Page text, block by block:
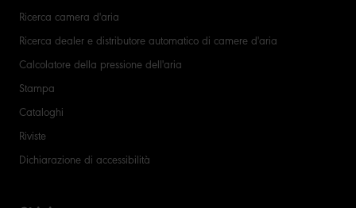
Ricerca camera d'aria
Ricerca dealer e distributore automatico di camere d'aria
Calcolatore della pressione dell'aria
Stampa
Cataloghi
Riviste
Dichiarazione di accessibilità